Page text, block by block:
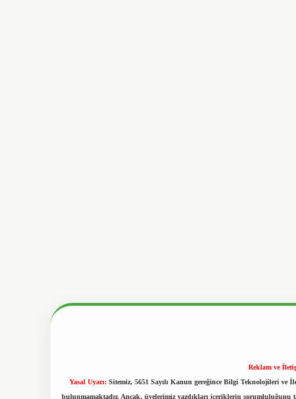
Reklam ve
Yasal Uyarı: Sitemiz, 5651 Sayılı Kanun gereğince Bilgi Teknolojileri ve
bulunmamaktadır. Ancak, üyelerimiz yazdıkları içeriklerin sorumluluğunu